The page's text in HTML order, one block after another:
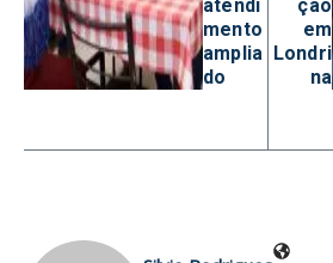
atendi
mento
amplia
do
ção
em
Londri
na